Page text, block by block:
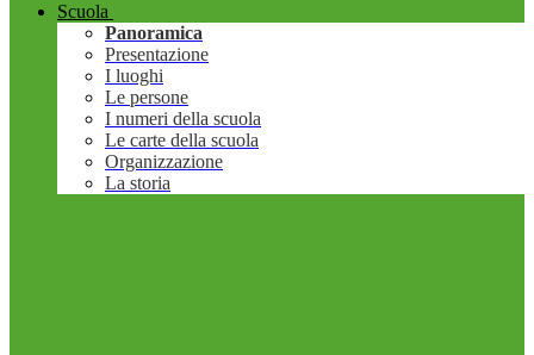
Scuola
Panoramica
Presentazione
I luoghi
Le persone
I numeri della scuola
Le carte della scuola
Organizzazione
La storia